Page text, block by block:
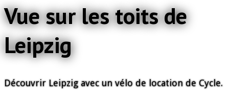
Vue sur les toits de
Leipzig
Découvrir Leipzig avec un vélo de location de Cycle.